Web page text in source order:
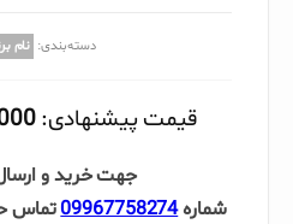
دسته‌بندی: نام
قیمت پیشنهادی:
جهت خرید و
شماره09967758274تماس